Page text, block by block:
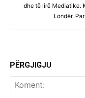
dhe të lirë Mediatike.
Londër,
PËRGJIGJU